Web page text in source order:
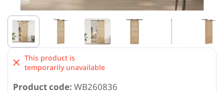
This product is
temporarily unavailable
Product code: WB260836